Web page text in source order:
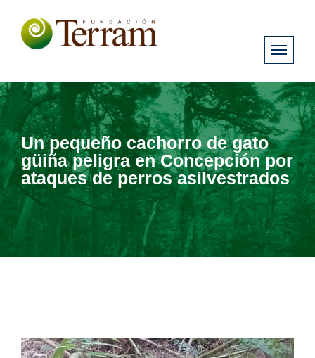
Un pequeño cachorro de gato
güiña peligra en Concepción por
ataques de perros asilvestrados